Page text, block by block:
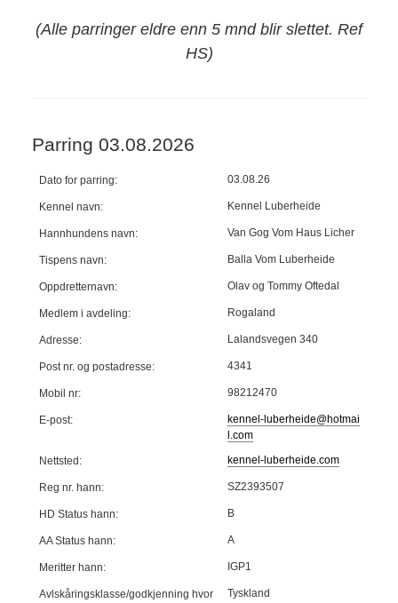
(Alle parringer eldre enn 5 mnd blir slettet. Ref
HS)
Parring 03.08.2026
Dato for parring: 03.08.26
Kennel navn: Kennel Luberheide
Hannhundens navn: Van Gog Vom Haus Licher
Tispens navn: Balla Vom Luberheide
Oppdretternavn: Olav og Tommy Oftedal
Medlem i avdeling: Rogaland
Adresse: Lalandsvegen 340
Post nr. og postadresse: 4341
Mobil nr: 98212470
E-post:
kennel-luberheide@hotmai
l.com
Nettsted: kennel-luberheide.com
Reg nr. hann: SZ2393507
HD Status hann: B
AA Status hann: A
Meritter hann: IGP1
Avlskåringsklasse/godkjenning hvor
Tyskland